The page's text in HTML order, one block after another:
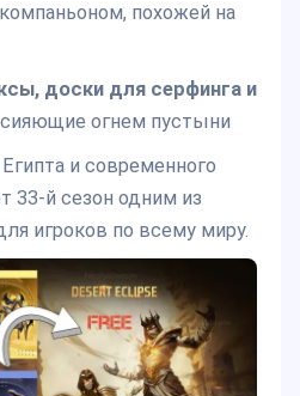
похожей на
доски для серфинга и
огнем пустыни
и современного
33-й сезон одним из
игроков по всему миру.